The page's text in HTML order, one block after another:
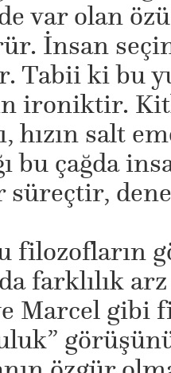
var olan
İnsan
Tabii ki bu
ironiktir.
hızın salt
bu çağda
süreçtir,
filozofların
farklılık
Marcel gibi